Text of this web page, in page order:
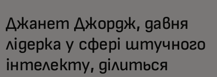
Джанет Джордж, давня
лідерка у сфері штучного
інтелекту, ділиться